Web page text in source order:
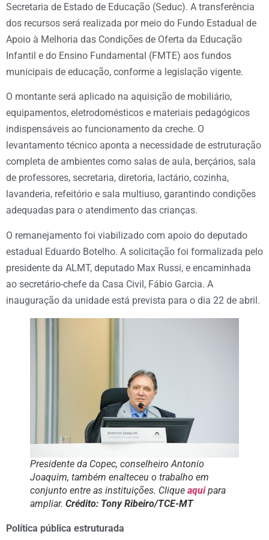
Secretaria de Estado de Educação (Seduc). A transferência
dos recursos será realizada por meio do Fundo Estadual de
Apoio à Melhoria das Condições de Oferta da Educação
Infantil e do Ensino Fundamental (FMTE) aos fundos
municipais de educação, conforme a legislação vigente.
O montante será aplicado na aquisição de mobiliário,
equipamentos, eletrodomésticos e materiais pedagógicos
indispensáveis ao funcionamento da creche. O
levantamento técnico aponta a necessidade de estruturação
completa de ambientes como salas de aula, berçários, sala
de professores, secretaria, diretoria, lactário, cozinha,
lavanderia, refeitório e sala multiuso, garantindo condições
adequadas para o atendimento das crianças.
O remanejamento foi viabilizado com apoio do deputado
estadual Eduardo Botelho. A solicitação foi formalizada pelo
presidente da ALMT, deputado Max Russi, e encaminhada
ao secretário-chefe da Casa Civil, Fábio Garcia. A
inauguração da unidade está prevista para o dia 22 de abril.
Presidente da Copec, conselheiro Antonio
Joaquim, também enalteceu o trabalho em
conjunto entre as instituições. Clique aquipara
ampliar. Crédito: Tony Ribeiro/TCE-MT
Política pública estruturada